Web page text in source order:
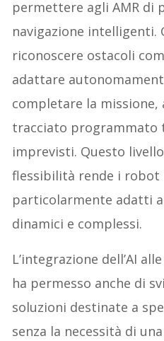
permettere agli AMR di
navigazione intelligenti.
riconoscere ostacoli
adattare
completare la missione,
tracciato programmato
imprevisti. Questo
flessibilità rende i robot
particolarmente adatti
dinamici e complessi.
L’integrazione dell’AI
ha permesso anche di
soluzioni destinate a
senza la necessità di